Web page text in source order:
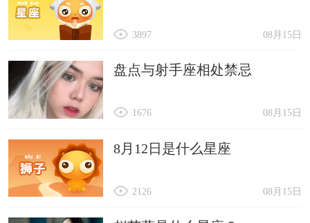
08月15日
3897
盘点与射手座相处禁忌
08月15日
1676
8月12日是什么星座
08月15日
2126